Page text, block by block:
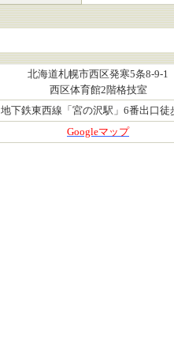
北海道札幌市西区発寒5条8-9-1
西区体育館2階格技室
地下鉄東西線「宮の沢駅」6番出口徒
Googleマップ